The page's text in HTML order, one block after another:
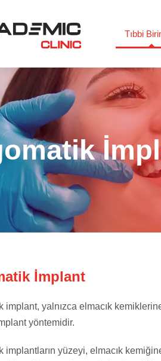
Tıbbi
İmplant
implant, yalnızca elmacık
yöntemidir.
implantların yüzeyi, elmacık